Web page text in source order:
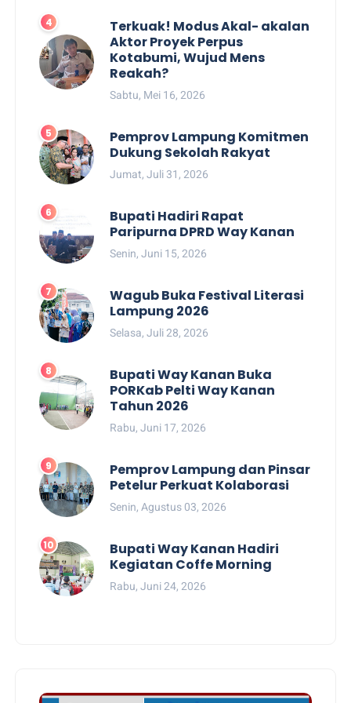
Terkuak! Modus Akal- akalan
Aktor Proyek Perpus
Kotabumi, Wujud Mens
Reakah?
Sabtu, Mei 16, 2026
Pemprov Lampung Komitmen
Dukung Sekolah Rakyat
Jumat, Juli 31, 2026
Bupati Hadiri Rapat
Paripurna DPRD Way Kanan
Senin, Juni 15, 2026
Wagub Buka Festival Literasi
Lampung 2026
Selasa, Juli 28, 2026
Bupati Way Kanan Buka
PORKab Pelti Way Kanan
Tahun 2026
Rabu, Juni 17, 2026
Pemprov Lampung dan Pinsar
Petelur Perkuat Kolaborasi
Senin, Agustus 03, 2026
Bupati Way Kanan Hadiri
Kegiatan Coffe Morning
Rabu, Juni 24, 2026